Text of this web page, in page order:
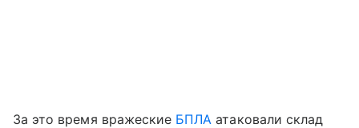
За это время вражеские БПЛА атаковали склад